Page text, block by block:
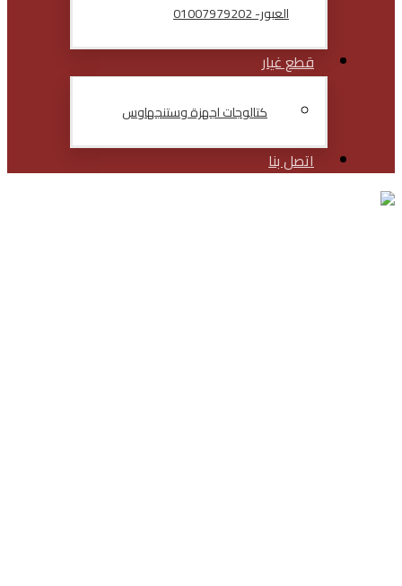
العبور- 01007979202
قطع غيار
كتالوجات اجهزة وستنجهاوس
اتصل بنا